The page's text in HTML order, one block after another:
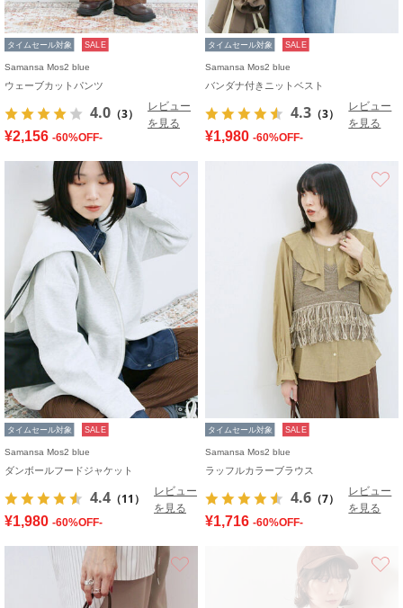
タイムセール対象 SALE
Samansa Mos2 blue
ウェーブカットパンツ
4.0 （3）
レビュー
を見る
¥2,156 -60%OFF-
タイムセール対象 SALE
Samansa Mos2 blue
バンダナ付きニットベスト
4.3 （3）
レビュー
を見る
¥1,980 -60%OFF-
タイムセール対象 SALE
Samansa Mos2 blue
ダンボールフードジャケット
4.4 （11）
レビュー
を見る
¥1,980 -60%OFF-
タイムセール対象 SALE
Samansa Mos2 blue
ラッフルカラーブラウス
4.6 （7）
レビュー
を見る
¥1,716 -60%OFF-